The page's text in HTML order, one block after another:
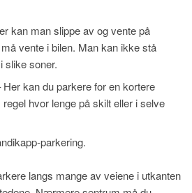
kan man slippe av og vente på
vente i bilen. Man kan ikke stå
slike soner.
Her kan du parkere for en kortere
hvor lenge på skilt eller i selve
parkering.
langs mange av veiene i utkanten